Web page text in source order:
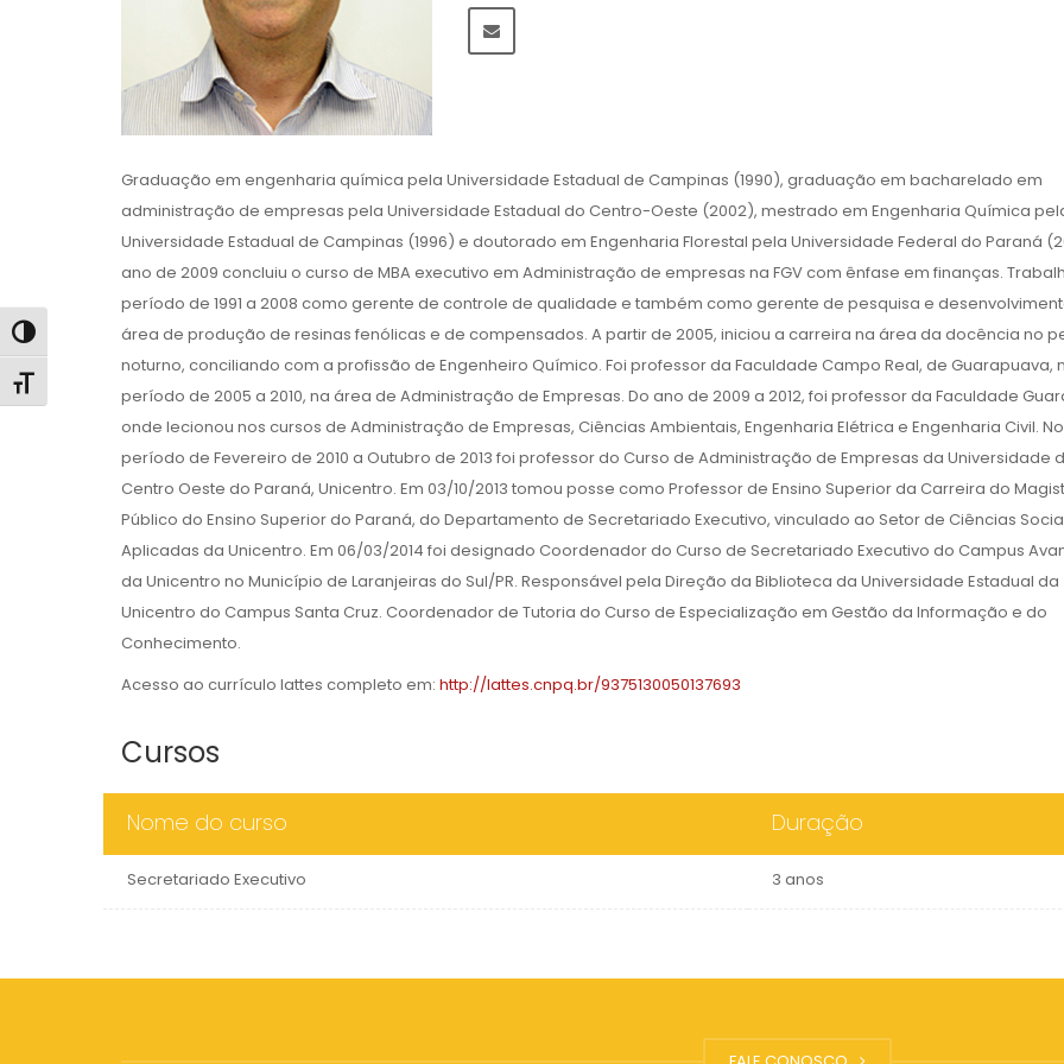
Alternar alto contraste
Alternar tamanho da fonte
Graduação em engenharia química pela Universidade Estadual de Campinas (1990), graduação em bacharelado em
administração de empresas pela Universidade Estadual do Centro-Oeste (2002), mestrado em Engenharia Química
Universidade Estadual de Campinas (1996) e doutorado em Engenharia Florestal pela Universidade Federal do Paraná
ano de 2009 concluiu o curso de MBA executivo em Administração de empresas na FGV com ênfase em finanças.
período de 1991 a 2008 como gerente de controle de qualidade e também como gerente de pesquisa e
área de produção de resinas fenólicas e de compensados. A partir de 2005, iniciou a carreira na área da docência no
noturno, conciliando com a profissão de Engenheiro Químico. Foi professor da Faculdade Campo Real, de Guarapuava,
período de 2005 a 2010, na área de Administração de Empresas. Do ano de 2009 a 2012, foi professor da Faculdade
onde lecionou nos cursos de Administração de Empresas, Ciências Ambientais, Engenharia Elétrica e Engenharia Civil. No
período de Fevereiro de 2010 a Outubro de 2013 foi professor do Curso de Administração de Empresas da Universidade
Centro Oeste do Paraná, Unicentro. Em 03/10/2013 tomou posse como Professor de Ensino Superior da Carreira do
Público do Ensino Superior do Paraná, do Departamento de Secretariado Executivo, vinculado ao Setor de Ciências
Aplicadas da Unicentro. Em 06/03/2014 foi designado Coordenador do Curso de Secretariado Executivo do Campus
da Unicentro no Município de Laranjeiras do Sul/PR. Responsável pela Direção da Biblioteca da Universidade Estadual da
Unicentro do Campus Santa Cruz. Coordenador de Tutoria do Curso de Especialização em Gestão da Informação e do
Conhecimento.
Acesso ao currículo lattes completo em: http://lattes.cnpq.br/9375130050137693
Cursos
Nome do curso Duração
Secretariado Executivo 3 anos